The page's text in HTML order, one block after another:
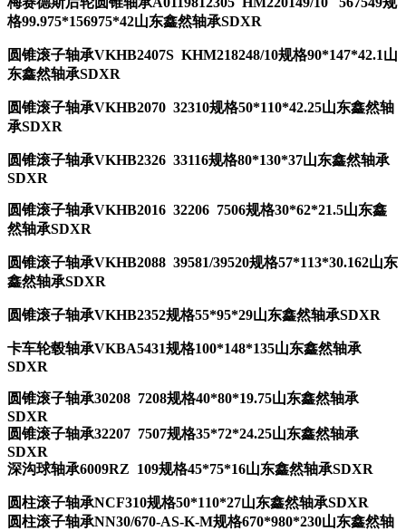
格99.975*156975*42山东鑫然轴承SDXR
圆锥滚子轴承VKHB2407S KHM218248/10规格90*147*42.1山
东鑫然轴承SDXR
圆锥滚子轴承VKHB2070 32310规格50*110*42.25山东鑫然轴
承SDXR
圆锥滚子轴承VKHB2326 33116规格80*130*37山东鑫然轴承
SDXR
圆锥滚子轴承VKHB2016 32206 7506规格30*62*21.5山东鑫
然轴承SDXR
圆锥滚子轴承VKHB2088 39581/39520规格57*113*30.162山东
鑫然轴承SDXR
圆锥滚子轴承VKHB2352规格55*95*29山东鑫然轴承SDXR
卡车轮毂轴承VKBA5431规格100*148*135山东鑫然轴承
SDXR
圆锥滚子轴承30208 7208规格40*80*19.75山东鑫然轴承
SDXR
圆锥滚子轴承32207 7507规格35*72*24.25山东鑫然轴承
SDXR
深沟球轴承6009RZ 109规格45*75*16山东鑫然轴承SDXR
圆柱滚子轴承NCF310规格50*110*27山东鑫然轴承SDXR
圆柱滚子轴承NN30/670-AS-K-M规格670*980*230山东鑫然轴